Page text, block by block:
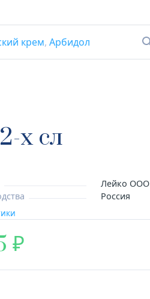
крем, Арбидол
х сл
Лейко ООО
Россия